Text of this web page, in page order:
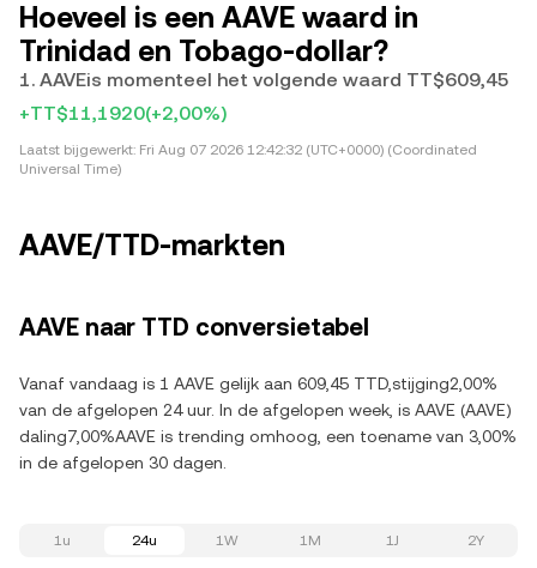
Hoeveel is een AAVE waard in
Trinidad en Tobago-dollar?
1. AAVEis momenteel het volgende waard TT$609,45
+TT$11,1920(+2,00%)
Laatst bijgewerkt: Fri Aug 07 2026 12:42:32 (UTC+0000) (Coordinated
Universal Time)
AAVE/TTD-markten
AAVE naar TTD conversietabel
Vanaf vandaag is 1 AAVE gelijk aan 609,45 TTD,stijging2,00%
van de afgelopen 24 uur. In de afgelopen week, is AAVE (AAVE)
daling7,00%AAVE is trending omhoog, een toename van 3,00%
in de afgelopen 30 dagen.
1u 24u 1W 1M 1J 2Y